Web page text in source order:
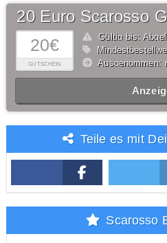
20€
GUTSCHEIN
20 Euro Scarosso
Gültig bis:
Ausgenommen:
Teile es mit
Scarosso